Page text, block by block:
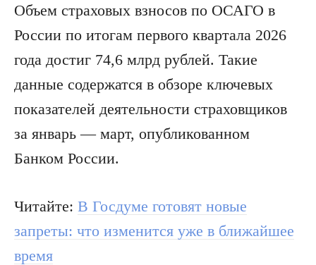
Объем страховых взносов по ОСАГО в
России по итогам первого квартала 2026
года достиг 74,6 млрд рублей. Такие
данные содержатся в обзоре ключевых
показателей деятельности страховщиков
за январь — март, опубликованном
Банком России.
Читайте: В Госдуме готовят новые
запреты: что изменится уже в ближайшее
время